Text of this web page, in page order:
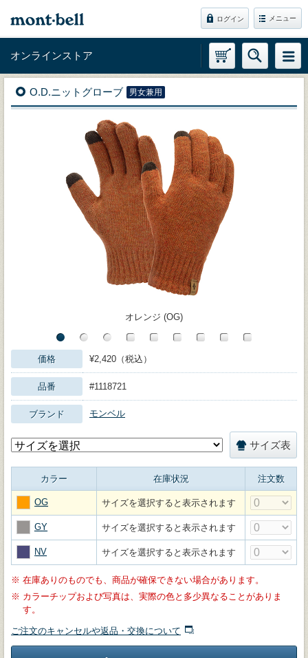
ログイン メニュー
オンラインストア
O.D.ニットグローブ 男女兼用
オレンジ (OG)
価格 ¥2,420（税込）
品番 #1118721
ブランド モンベル
サイズ表
カラー 在庫状況 注文数
OG サイズを選択すると表示されます
GY サイズを選択すると表示されます
NV サイズを選択すると表示されます
※ 在庫ありのものでも、商品が確保できない場合があります。
※ カラーチップおよび写真は、実際の色と多少異なることがありま
す。
ご注文のキャンセルや返品・交換について